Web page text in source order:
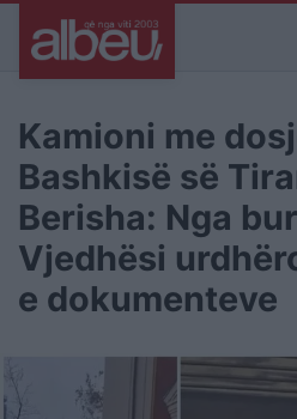
Kamioni me
Bashkisë së
Berisha: Nga
Vjedhësi
e dokumenteve